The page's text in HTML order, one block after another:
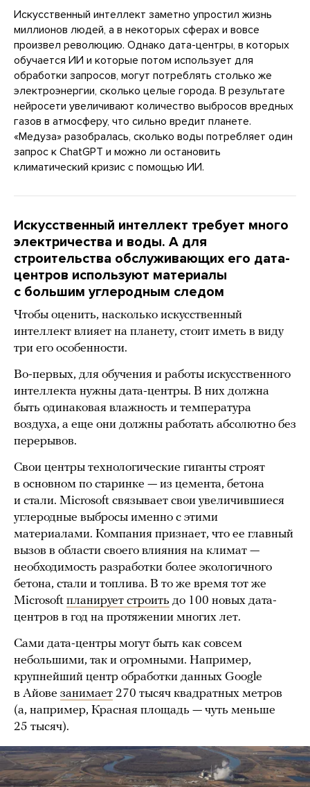
Искусственный интеллект заметно упростил жизнь
миллионов людей, а в некоторых сферах и вовсе
произвел революцию. Однако дата-центры, в которых
обучается ИИ и которые потом использует для
обработки запросов, могут потреблять столько же
электроэнергии, сколько целые города. В результате
нейросети увеличивают количество выбросов вредных
газов в атмосферу, что сильно вредит планете.
«Медуза» разобралась, сколько воды потребляет один
запрос к ChatGPT и можно ли остановить
климатический кризис с помощью ИИ.
Искусственный интеллект требует много
электричества и воды. А для
строительства обслуживающих его дата-
центров используют материалы
с большим углеродным следом
Чтобы оценить, насколько искусственный
интеллект влияет на планету, стоит иметь в виду
три его особенности.
Во-первых, для обучения и работы искусственного
интеллекта нужны дата-центры. В них должна
быть одинаковая влажность и температура
воздуха, а еще они должны работать абсолютно без
перерывов.
Свои центры технологические гиганты строят
в основном по старинке — из цемента, бетона
и стали. Microsoft связывает свои увеличившиеся
углеродные выбросы именно с этими
материалами. Компания признает, что ее главный
вызов в области своего влияния на климат —
необходимость разработки более экологичного
бетона, стали и топлива. В то же время тот же
Microsoft планирует строить до 100 новых дата-
центров в год на протяжении многих лет.
Сами дата-центры могут быть как совсем
небольшими, так и огромными. Например,
крупнейший центр обработки данных Google
в Айове занимает 270 тысяч квадратных метров
(а, например, Красная площадь — чуть меньше
25 тысяч).